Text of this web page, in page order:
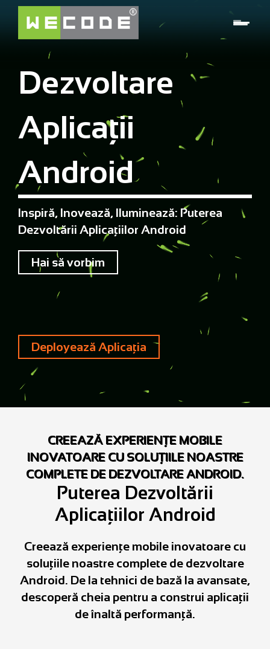
Dezvoltare
Aplicații
Android
Inspiră, Inovează, Iluminează: Puterea
Dezvoltării Aplicațiilor Android
Hai să vorbim
Deployează Aplicația
CREEAZĂ EXPERIENȚE MOBILE
INOVATOARE CU SOLUȚIILE NOASTRE
COMPLETE DE DEZVOLTARE ANDROID.
Puterea Dezvoltării
Aplicațiilor Android
Creează experiențe mobile inovatoare cu
soluțiile noastre complete de dezvoltare
Android. De la tehnici de bază la avansate,
descoperă cheia pentru a construi aplicații
de înaltă performanță.